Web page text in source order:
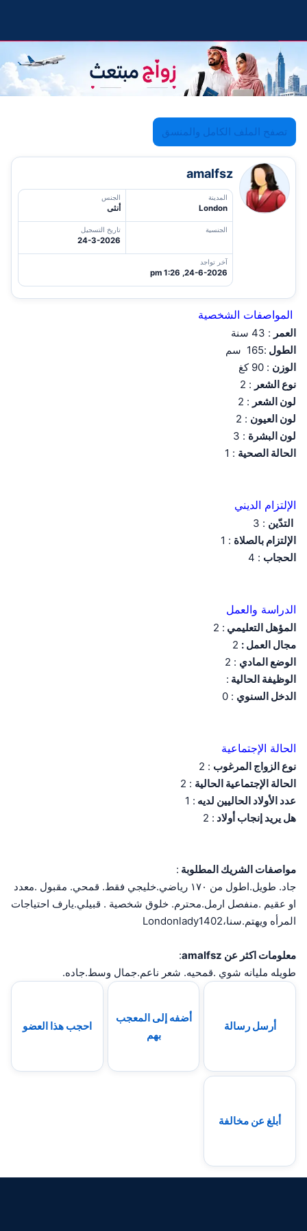
تصفح الملف الكامل والمنسق
amalfsz
المدينة
London
الجنس
أنثى
الجنسية تاريخ التسجيل
24-3-2026
آخر تواجد
24-6-2026, 1:26 pm
المواصفات الشخصية
العمر : 43 سنة
الطول :165 سم
الوزن : 90 كغ
نوع الشعر : 2
لون الشعر : 2
لون العيون : 2
لون البشرة : 3
الحالة الصحية : 1
الإلتزام الديني
التدّين : 3
الإلتزام بالصلاة : 1
الحجاب : 4
الدراسة والعمل
المؤهل التعليمي : 2
مجال العمل :
الوضع المادي : 2
الوظيفة الحالية :
الدخل السنوي : 0
الحالة الإجتماعية
نوع الزواج المرغوب : 2
الحالة الإجتماعية الحالية : 2
عدد الأولاد الحاليين لديه : 1
هل يريد إنجاب أولاد : 2
مواصفات الشريك المطلوبة :
جاد. طويل.اطول من ١٧٠ رياضي.خليجي فقط. قمحي. مقبول .معدد
او عقيم .منفصل ارمل.محترم. خلوق شخصية . قبيلي.يارف احتياجات
المرأه ويهتم.سنا،Londonlady1402
معلومات اكثر عن amalfsz
:
طويله مليانه شوي .قمحيه. شعر ناعم.جمال وسط.جاده.
أرسل رسالة
أضفه إلى المعجب
بهم
احجب هذا العضو
أبلغ عن مخالفة